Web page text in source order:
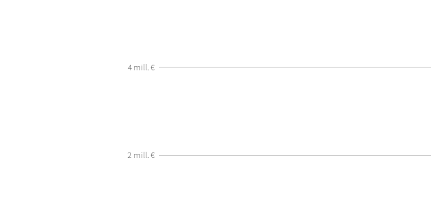
2 mill. €
4 mill. €